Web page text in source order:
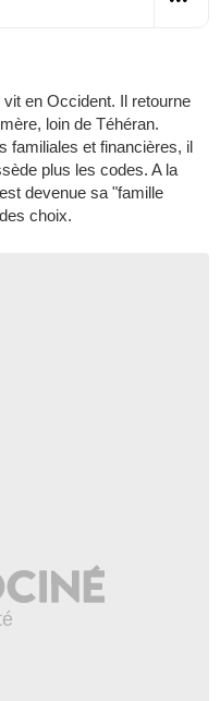
en Occident. Il retourne
loin de Téhéran.
familiales et financières, il
plus les codes. A la
devenue sa "famille
choix.